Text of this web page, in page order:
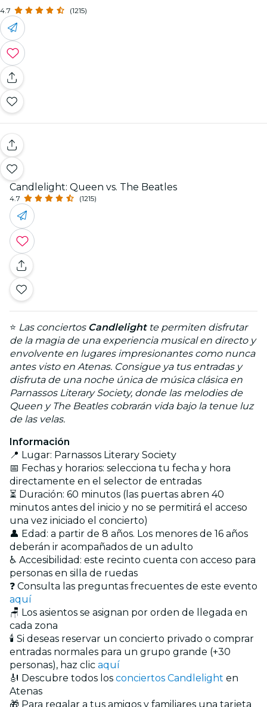
4.7 (1215)
Candlelight: Queen vs. The Beatles
4.7 (1215)
⭐ Las conciertos Candlelightte permiten disfrutar
de la magia de una experiencia musical en directo y
envolvente en lugares impresionantes como nunca
antes visto en Atenas. Consigue ya tus entradas y
disfruta de una noche única de música clásica en
Parnassos Literary Society, donde las melodies de
Queen y The Beatles cobrarán vida bajo la tenue luz
de las velas.
Información
📍 Lugar: Parnassos Literary Society
📅 Fechas y horarios: selecciona tu fecha y hora
directamente en el selector de entradas
⏳ Duración: 60 minutos (las puertas abren 40
minutos antes del inicio y no se permitirá el acceso
una vez iniciado el concierto)
👤 Edad: a partir de 8 años. Los menores de 16 años
deberán ir acompañados de un adulto
♿ Accesibilidad: este recinto cuenta con acceso para
personas en silla de ruedas
❓ Consulta las preguntas frecuentes de este evento
aquí
🪑 Los asientos se asignan por orden de llegada en
cada zona
🕯️ Si deseas reservar un concierto privado o comprar
entradas normales para un grupo grande (+30
personas), haz clic aquí
🎻 Descubre todos los conciertos Candlelight en
Atenas
🎁 Para regalar a tus amigos y familiares una tarjeta